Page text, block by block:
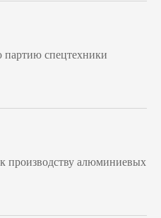
спецтехники
алюминиевых